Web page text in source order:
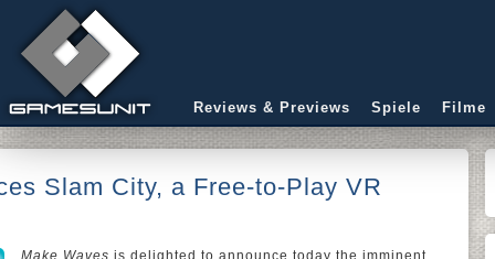
Reviews & Previews Spiele Filme
Slam City, a Free-to-Play VR
Make Waves is delighted to announce today the imminent